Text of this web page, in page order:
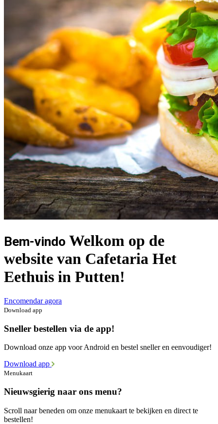
Bem-vindo Welkom op de
website van Cafetaria Het
Eethuis in Putten!
Encomendar agora
Download app
Sneller bestellen via de app!
Download onze app voor Android en bestel sneller en eenvoudiger!
Download app
Menukaart
Nieuwsgierig naar ons menu?
Scroll naar beneden om onze menukaart te bekijken en direct te
bestellen!